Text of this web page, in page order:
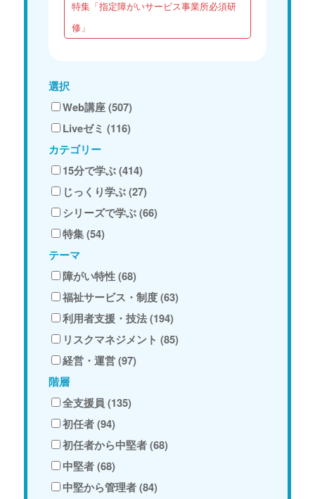
特集「指定障がいサービス事業所必須研
修」
選択
Web講座 (507)
Liveゼミ (116)
カテゴリー
15分で学ぶ (414)
じっくり学ぶ (27)
シリーズで学ぶ (66)
特集 (54)
テーマ
障がい特性 (68)
福祉サービス・制度 (63)
利用者支援・技法 (194)
リスクマネジメント (85)
経営・運営 (97)
階層
全支援員 (135)
初任者 (94)
初任者から中堅者 (68)
中堅者 (68)
中堅から管理者 (84)